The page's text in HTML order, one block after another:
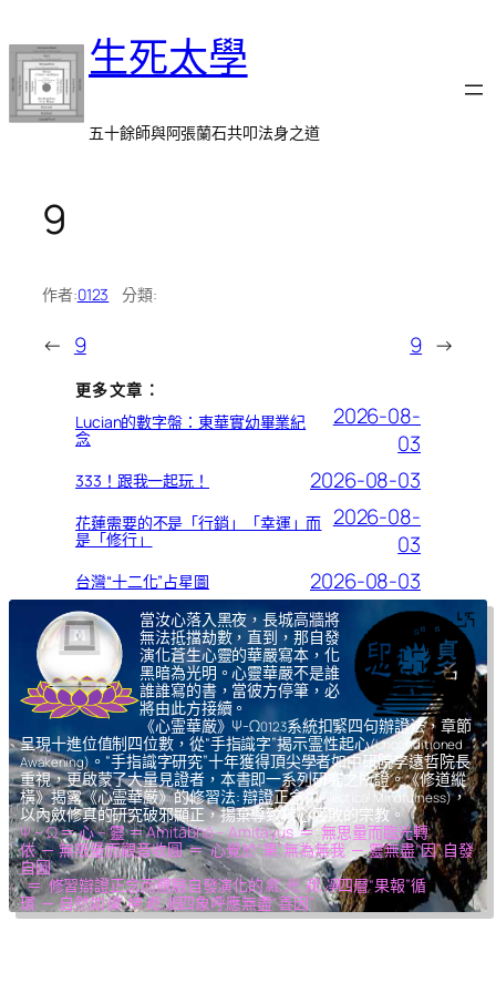
至
主
要
內
生死太學
五十餘師與阿張蘭石共叩法身之道
9
作者:0123 分類:
← 9 9 →
更多文章：
Lucian的數字盤：東華實幼畢業紀
念
2026-08-
03
333！跟我一起玩！ 2026-08-03
花蓮需要的不是「行銷」「幸運」而
是「修行」
2026-08-
03
台灣“十二化”占星圖 2026-08-03
當汝心落入黑夜，長城高牆將
無法抵擋劫數，直到，那自發
演化蒼生心靈的華嚴寫本，化
黑暗為光明。心靈華嚴不是誰
誰誰寫的書，當彼方停筆，必
將由此方接續。
《心霊華厳》Ψ-Ω0123系統扣緊四句辦證法，章節
呈現十進位值制四位數，從“手指識字”揭示霊性起心(Unconditioned
Awakening) 。“手指識字研究”十年獲得頂尖學者如中研院李遠哲院長
重視，更啟蒙了大量見證者，本書即一系列研究之所證。《修道縱
橫》揭露《心霊華厳》的修習法: 辯證正念(Dialectical Mindfulness)，
以內斂修真的研究破邪顯正，揚棄導致核心腐敗的宗教。
Ψ – Ω ＝ 心 – 靈 ＝ Amitābhā – Amitāyus ＝ 無思量而臨光轉
依 ─ 無限量而觀音收圓 ＝ 心覺於“果”,無為無我 ─ 靈無盡“因”,自發
自圓
＝ 修習辯證正念而體驗自發演化的氣,光,我,凈四層“果報”循
環 ─ 自然如復,坤,乾,逅四象呼應無盡“善因”